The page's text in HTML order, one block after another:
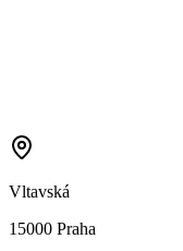
Vltavská
15000 Praha